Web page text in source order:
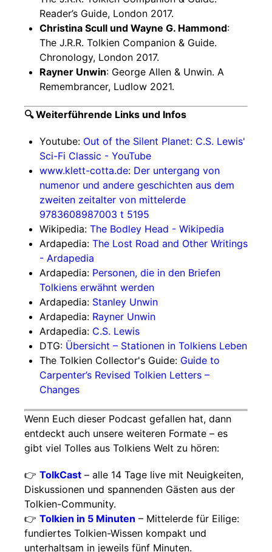
Reader’s Guide, London 2017.
Christina Scull und Wayne G. Hammond:
The J.R.R. Tolkien Companion & Guide.
Chronology, London 2017.
Rayner Unwin: George Allen & Unwin. A
Remembrancer, Ludlow 2021.
🔍 Weiterführende Links und Infos
Youtube: Out of the Silent Planet: C.S. Lewis'
Sci-Fi Classic - YouTube
www.klett-cotta.de: Der untergang von
numenor und andere geschichten aus dem
zweiten zeitalter von mittelerde
9783608987003 t 5195
Wikipedia: The Bodley Head - Wikipedia
Ardapedia: The Lost Road and Other Writings
- Ardapedia
Ardapedia: Personen, die in den Briefen
Tolkiens erwähnt werden
Ardapedia: Stanley Unwin
Ardapedia: Rayner Unwin
Ardapedia: C.S. Lewis
DTG: Übersicht – Stationen in Tolkiens Leben
The Tolkien Collector's Guide: Guide to
Carpenter’s Revised Tolkien Letters –
Changes
Wenn Euch dieser Podcast gefallen hat, dann
entdeckt auch unsere weiteren Formate – es
gibt viel Tolles aus Tolkiens Welt zu hören:
👉 TolkCast – alle 14 Tage live mit Neuigkeiten,
Diskussionen und spannenden Gästen aus der
Tolkien-Community.
👉 Tolkien in 5 Minuten – Mittelerde für Eilige:
fundiertes Tolkien-Wissen kompakt und
unterhaltsam in jeweils fünf Minuten.